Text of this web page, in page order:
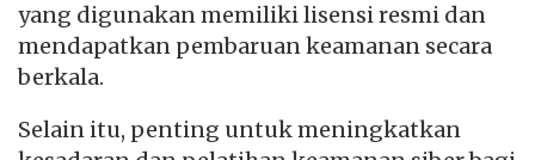
yang digunakan memiliki lisensi resmi dan
mendapatkan pembaruan keamanan secara
berkala.
Selain itu, penting untuk meningkatkan